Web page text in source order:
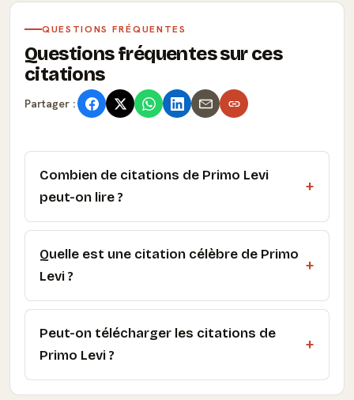
QUESTIONS FRÉQUENTES
Questions fréquentes sur ces
citations
Partager :
Combien de citations de Primo Levi
peut-on lire ?
Quelle est une citation célèbre de Primo
Levi ?
Peut-on télécharger les citations de
Primo Levi ?